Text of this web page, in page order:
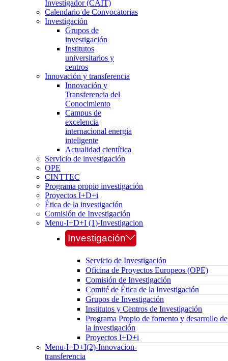
Investigador (CAIT)
Calendario de Convocatorias
Investigación
Grupos de
investigación
Institutos
universitarios y
centros
Innovación y transferencia
Innovación y
Transferencia del
Conocimiento
Campus de
excelencia
internacional energia
inteligente
Actualidad científica
Servicio de investigación
OPE
CINTTEC
Programa propio investigación
Proyectos I+D+i
Ética de la investigación
Comisión de Investigación
Menu-I+D+I (1)-Investigacion
Investigación
Servicio de Investigación
Oficina de Proyectos Europeos (OPE)
Comisión de Investigación
Comité de Ética de la Investigación
Grupos de Investigación
Institutos y Centros de Investigación
Programa Propio de fomento y desarrollo de
la investigación
Proyectos I+D+i
Menu-I+D+I(2)-Innovacion-
transferencia